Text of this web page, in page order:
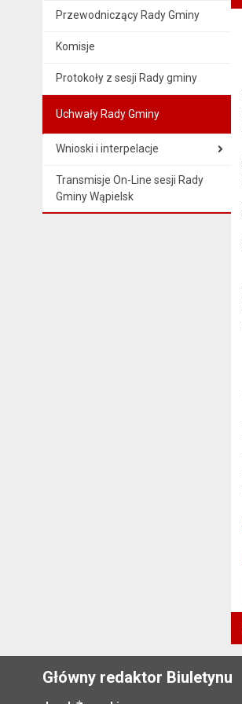
Przewodniczący Rady Gminy
Komisje
Protokoły z sesji Rady gminy
Uchwały Rady Gminy
Wnioski i interpelacje
Transmisje On-Line sesji Rady
Gminy Wąpielsk
Główny redaktor Biuletynu